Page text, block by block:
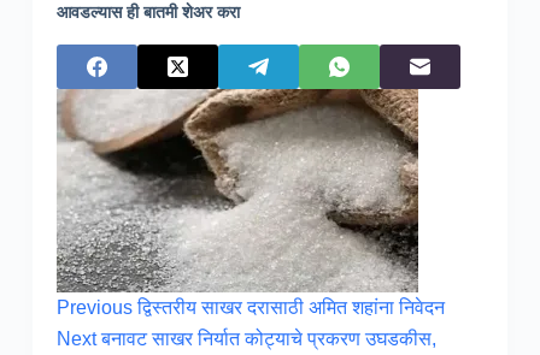
आवडल्यास ही बातमी शेअर करा
Previousद्विस्तरीय साखर दरासाठी अमित शहांना निवेदन
Nextबनावट साखर निर्यात कोट्याचे प्रकरण उघडकीस,